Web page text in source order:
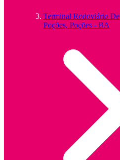
Terminal Rodoviário De
Poções, Poções - BA